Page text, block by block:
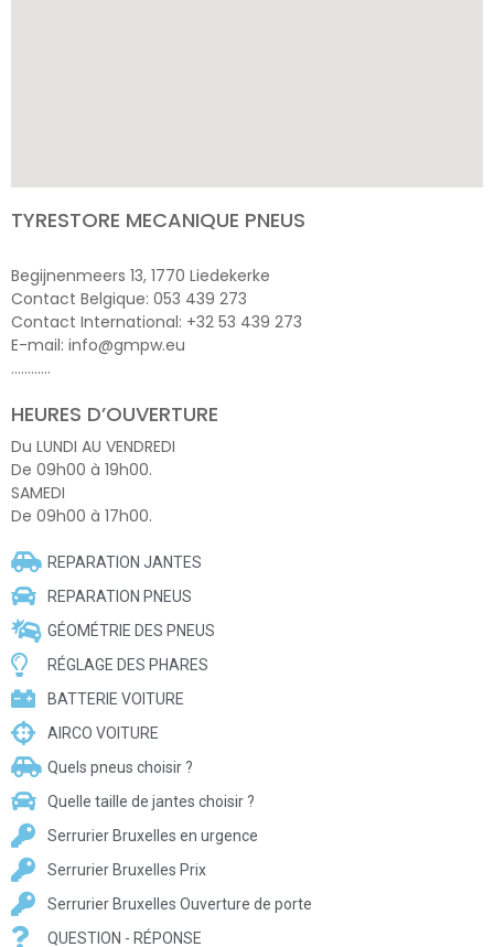
TYRESTORE MECANIQUE PNEUS
Begijnenmeers 13, 1770 Liedekerke
Contact Belgique: 053 439 273
Contact International: +32 53 439 273
E-mail: info@gmpw.eu
…………
HEURES D’OUVERTURE
Du LUNDI AU VENDREDI
De 09h00 à 19h00.
SAMEDI
De 09h00 à 17h00.
REPARATION JANTES
REPARATION PNEUS
GÉOMÉTRIE DES PNEUS
RÉGLAGE DES PHARES
BATTERIE VOITURE
AIRCO VOITURE
Quels pneus choisir ?
Quelle taille de jantes choisir ?
Serrurier Bruxelles en urgence
Serrurier Bruxelles Prix
Serrurier Bruxelles Ouverture de porte
QUESTION - RÉPONSE